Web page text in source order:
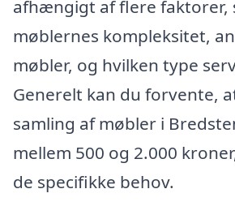
afhængigt af flere faktorer,
møblernes kompleksitet,
møbler, og hvilken type
Generelt kan du forvente,
samling af møbler i
mellem 500 og 2.000
de specifikke behov.